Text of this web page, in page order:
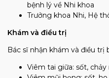
bệnh lý về Nhi khoa
Trưởng khoa Nhi, Hệ
Khám và điều trị
Bác sĩ nhận khám và điều trị
Viêm tai giữa: sốt, chảy